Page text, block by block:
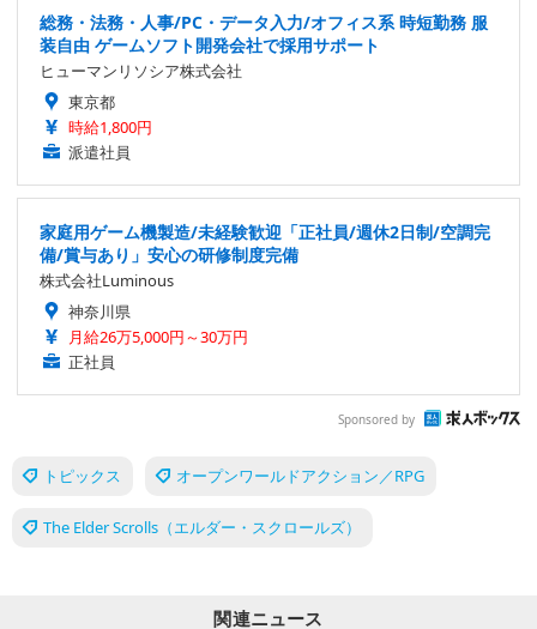
総務・法務・人事/PC・データ入力/オフィス系 時短勤務 服
装自由 ゲームソフト開発会社で採用サポート
ヒューマンリソシア株式会社
東京都
時給1,800円
派遣社員
家庭用ゲーム機製造/未経験歓迎「正社員/週休2日制/空調完
備/賞与あり」安心の研修制度完備
株式会社Luminous
神奈川県
月給26万5,000円～30万円
正社員
Sponsored by
トピックス オープンワールドアクション／RPG
The Elder Scrolls（エルダー・スクロールズ）
関連ニュース